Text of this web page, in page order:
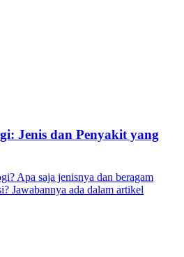
Jenis dan Penyakit yang
Apa saja jenisnya dan beragam
Jawabannya ada dalam artikel